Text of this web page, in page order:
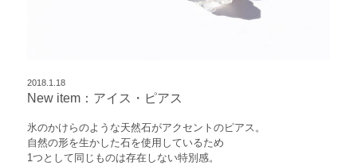
2018.1.18
New item：アイス・ピアス
氷のかけらのような天然石がアクセントのピアス。
自然の形を生かした石を使用しているため
1つとして同じものは存在しない特別感。